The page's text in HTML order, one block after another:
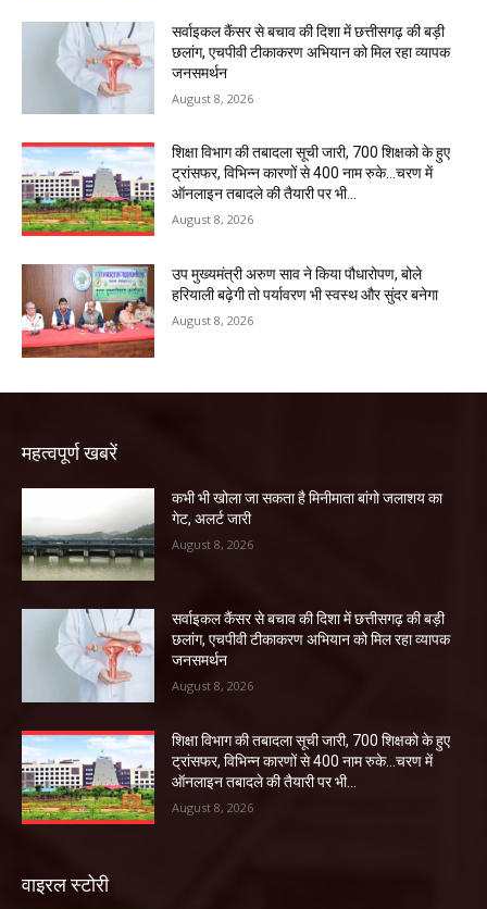
सर्वाइकल कैंसर से बचाव की दिशा में छत्तीसगढ़ की बड़ी
छलांग, एचपीवी टीकाकरण अभियान को मिल रहा व्यापक
जनसमर्थन
August 8, 2026
शिक्षा विभाग की तबादला सूची जारी, 700 शिक्षको के हुए
ट्रांसफर, विभिन्न कारणों से 400 नाम रुके…चरण में
ऑनलाइन तबादले की तैयारी पर भी...
August 8, 2026
उप मुख्यमंत्री अरुण साव ने किया पौधारोपण, बोले
हरियाली बढ़ेगी तो पर्यावरण भी स्वस्थ और सुंदर बनेगा
August 8, 2026
महत्वपूर्ण खबरें
कभी भी खोला जा सकता है मिनीमाता बांगो जलाशय का
गेट, अलर्ट जारी
August 8, 2026
सर्वाइकल कैंसर से बचाव की दिशा में छत्तीसगढ़ की बड़ी
छलांग, एचपीवी टीकाकरण अभियान को मिल रहा व्यापक
जनसमर्थन
August 8, 2026
शिक्षा विभाग की तबादला सूची जारी, 700 शिक्षको के हुए
ट्रांसफर, विभिन्न कारणों से 400 नाम रुके…चरण में
ऑनलाइन तबादले की तैयारी पर भी...
August 8, 2026
वाइरल स्टोरी